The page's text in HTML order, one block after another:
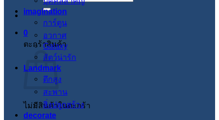
0
ตะกร้าสินค้า
ไม่มีสินค้าในตะกร้า
imagination
การ์ตูน
อวกาศ
Galaxy
สัตว์น่ารัก
Landmark
ตึกสูง
สะพาน
สิ่งปลูกสร้าง
decorate